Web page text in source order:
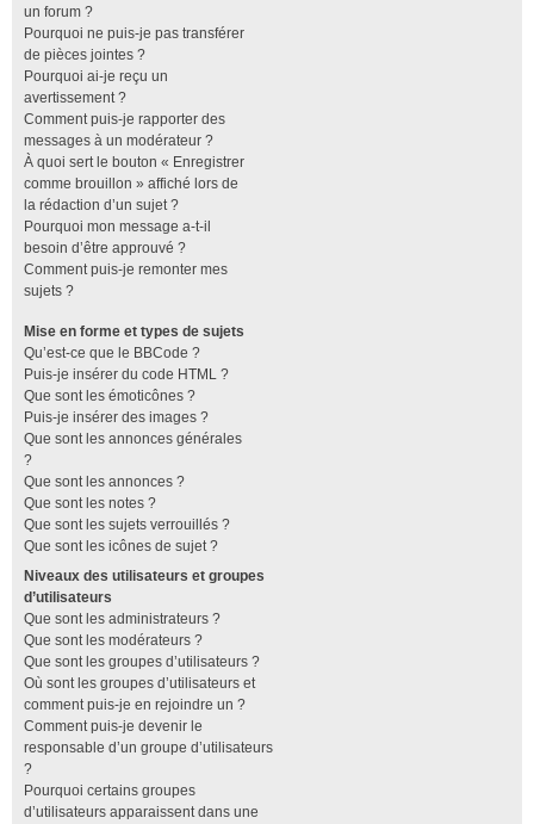
un forum ?
Pourquoi ne puis-je pas transférer
de pièces jointes ?
Pourquoi ai-je reçu un
avertissement ?
Comment puis-je rapporter des
messages à un modérateur ?
À quoi sert le bouton « Enregistrer
comme brouillon » affiché lors de
la rédaction d’un sujet ?
Pourquoi mon message a-t-il
besoin d’être approuvé ?
Comment puis-je remonter mes
sujets ?
Mise en forme et types de sujets
Qu’est-ce que le BBCode ?
Puis-je insérer du code HTML ?
Que sont les émoticônes ?
Puis-je insérer des images ?
Que sont les annonces générales
?
Que sont les annonces ?
Que sont les notes ?
Que sont les sujets verrouillés ?
Que sont les icônes de sujet ?
Niveaux des utilisateurs et groupes
d’utilisateurs
Que sont les administrateurs ?
Que sont les modérateurs ?
Que sont les groupes d’utilisateurs ?
Où sont les groupes d’utilisateurs et
comment puis-je en rejoindre un ?
Comment puis-je devenir le
responsable d’un groupe d’utilisateurs
?
Pourquoi certains groupes
d’utilisateurs apparaissent dans une